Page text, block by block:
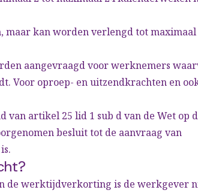
maar kan worden verlengd tot maximaal
aangevraagd voor werknemers
Voor oproep- en uitzendkrachten en
van artikel 25 lid 1 sub d van de Wet op
besluit tot de aanvraag van
de werktijdverkorting is de werkgever